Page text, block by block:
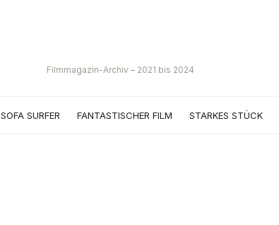
Filmmagazin-Archiv – 2021 bis 2024
SOFA SURFER FANTASTISCHER FILM STARKES STÜCK